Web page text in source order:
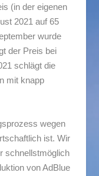
(in der eigenen
2021 auf 65
wurde
der Preis bei
schlägt die
mit knapp
wegen
ist. Wir
schnellstmöglich
von AdBlue